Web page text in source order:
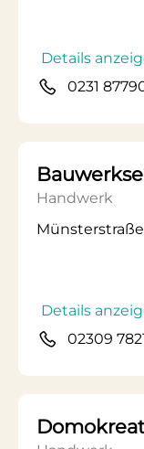
Details
0231
Handwerk
Details
02309